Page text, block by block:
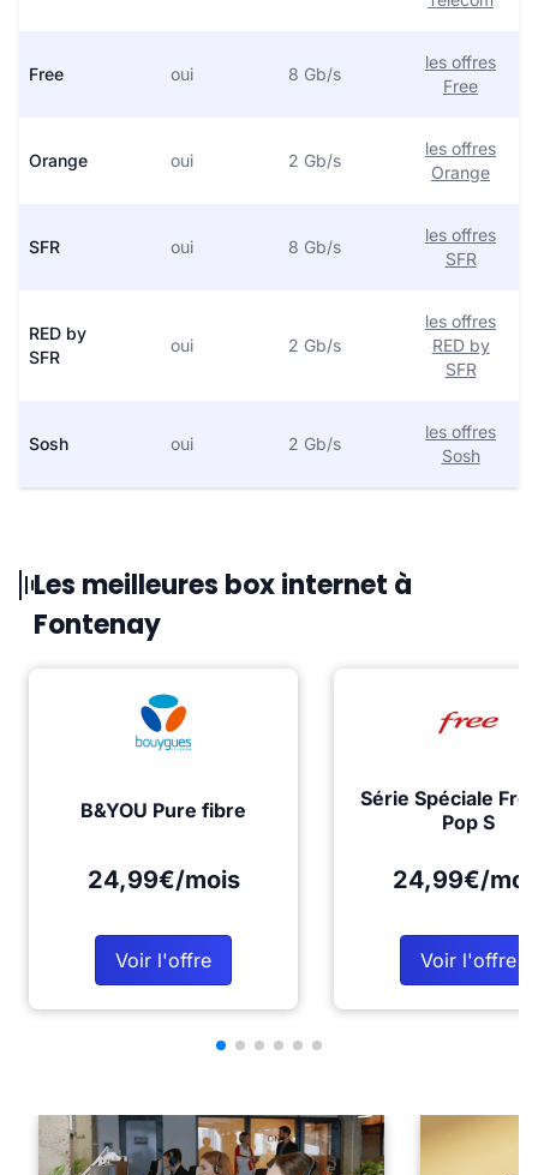
Free oui 8 Gb/s
les offres
Free
Orange oui 2 Gb/s
les offres
Orange
SFR oui 8 Gb/s
les offres
SFR
RED by
SFR
oui 2 Gb/s
les offres
RED by
SFR
Sosh oui 2 Gb/s
les offres
Sosh
Les meilleures box internet à
Fontenay
B&YOU Pure fibre
24,99€/mois
Voir l'offre
Série Spéciale
Pop S
24,99€/
Voir l'offre